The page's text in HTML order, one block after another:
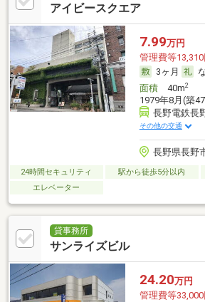
アイビースクエア
7.99万円
管理費等13,310
3ヶ月
面積40m2
1979年8月(築
長野電鉄長
その他の交通
長野県長野
24時間セキュリティ 駅から徒歩5分以内
エレベーター
貸事務所
サンライズビル
24.20万円
管理費等33,000